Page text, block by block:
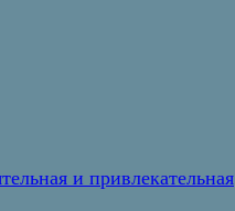
и привлекательная